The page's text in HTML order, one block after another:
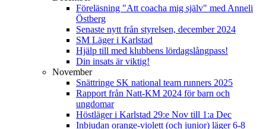
Föreläsning "Att coacha mig själv" med Anneli
Östberg
Senaste nytt från styrelsen, december 2024
SM Läger i Karlstad
Hjälp till med klubbens lördagslångpass!
Din insats är viktig!
November
Snättringe SK national team runners 2025
Rapport från Natt-KM 2024 för barn och
ungdomar
Höstläger i Karlstad 29:e Nov till 1:a Dec
Inbjudan orange-violett (och junior) läger 6-8